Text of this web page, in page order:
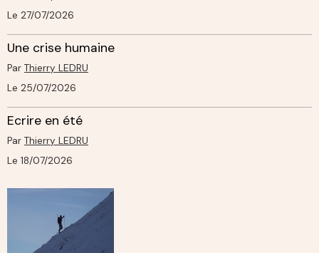
Le 27/07/2026
Une crise humaine
Par Thierry LEDRU
Le 25/07/2026
Ecrire en été
Par Thierry LEDRU
Le 18/07/2026